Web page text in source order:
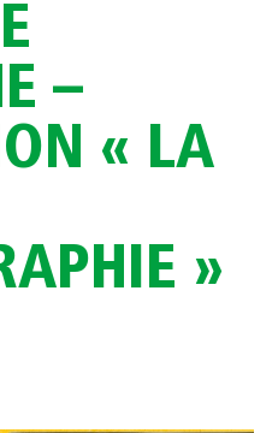
–
« LA
»